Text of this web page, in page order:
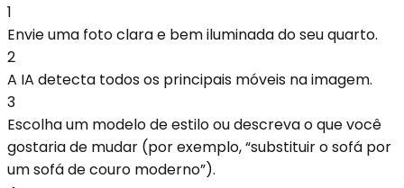
1
Envie uma foto clara e bem iluminada do seu quarto.
2
A IA detecta todos os principais móveis na imagem.
3
Escolha um modelo de estilo ou descreva o que você
gostaria de mudar (por exemplo, “substituir o sofá por
um sofá de couro moderno”).